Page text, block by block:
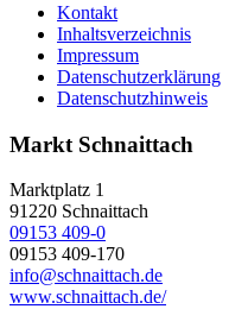
Kontakt
Inhaltsverzeichnis
Impressum
Datenschutzerklärung
Datenschutzhinweis
Markt Schnaittach
Marktplatz 1
91220 Schnaittach
09153 409-0
09153 409-170
info@schnaittach.de
www.schnaittach.de/